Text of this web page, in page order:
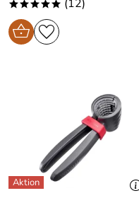
***** (12)